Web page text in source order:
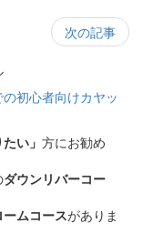
次の記事
初心者向けカヤッ
い」 方にお勧め
ダウンリバーコー
ムコースがありま